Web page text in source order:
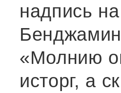
надпись
«Молнию
исторг, а